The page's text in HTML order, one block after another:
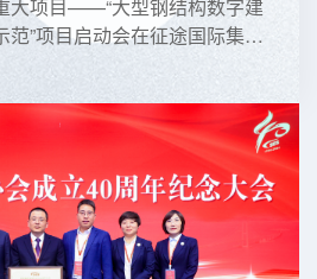
大项目——“大型钢结构数字建
”项目启动会在征途国际集团